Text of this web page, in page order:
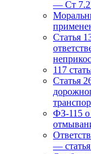
— Ст
Статья
117
Статья
ФЗ-115 о
—